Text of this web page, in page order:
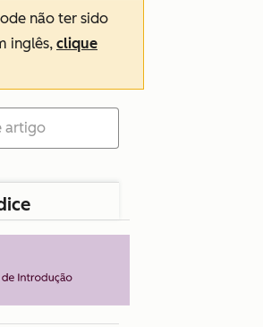
não ter sido
inglês, clique